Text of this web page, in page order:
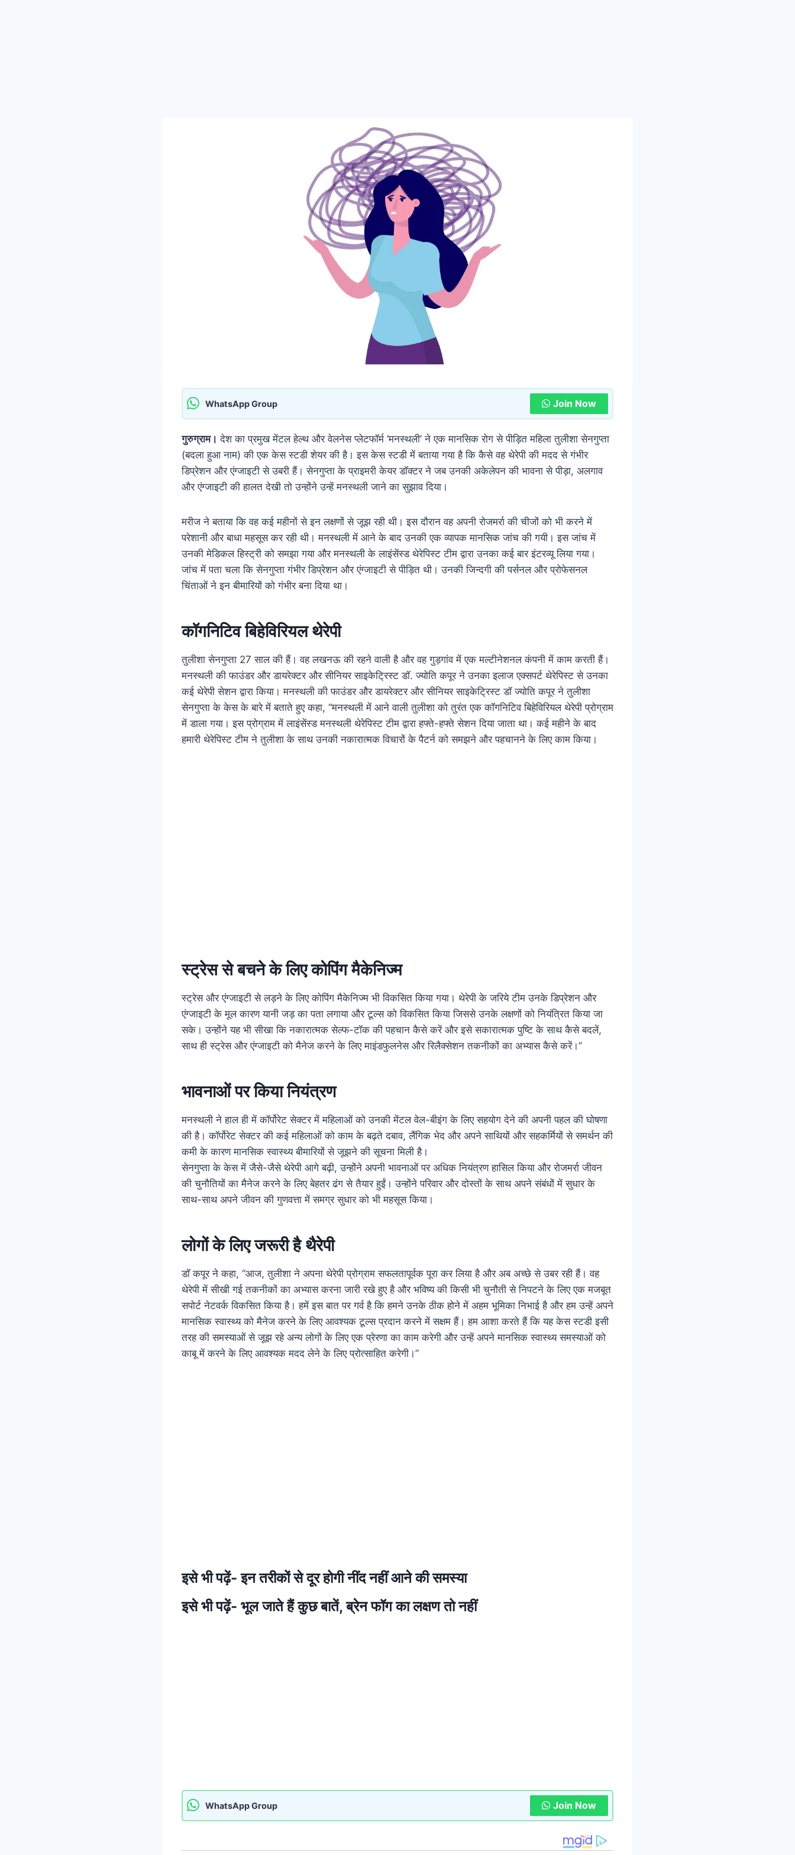
WhatsApp Group Join Now
गुरुग्राम। देश का प्रमुख मेंटल हेल्थ और वेलनेस प्लेटफॉर्म ‘मनस्थली’ ने एक मानसिक रोग से पीड़ित महिला तुलीशा सेनगुप्ता
(बदला हुआ नाम) की एक केस स्टडी शेयर की है। इस केस स्टडी में बताया गया है कि कैसे वह थेरेपी की मदद से गंभीर
डिप्रेशन और एंग्जाइटी से उबरी हैं। सेनगुप्ता के प्राइमरी केयर डॉक्टर ने जब उनकी अकेलेपन की भावना से पीड़ा, अलगाव
और एंग्जाइटी की हालत देखी तो उन्होंने उन्हें मनस्थली जाने का सुझाव दिया।
मरीज ने बताया कि वह कई महीनों से इन लक्षणों से जूझ रही थी। इस दौरान वह अपनी रोजमर्रा की चीजों को भी करने में
परेशानी और बाधा महसूस कर रही थी। मनस्थली में आने के बाद उनकी एक व्यापक मानसिक जांच की गयी। इस जांच में
उनकी मेडिकल हिस्ट्री को समझा गया और मनस्थली के लाइंसेंस्ड थेरेपिस्ट टीम द्वारा उनका कई बार इंटरव्यू लिया गया।
जांच में पता चला कि सेनगुप्ता गंभीर डिप्रेशन और एंग्जाइटी से पीड़ित थी। उनकी जिन्दगी की पर्सनल और प्रोफेसनल
चिंताओं ने इन बीमारियों को गंभीर बना दिया था।
कॉगनिटिव बिहेविरियल थेरेपी
तुलीशा सेनगुप्ता 27 साल की हैं। वह लखनऊ की रहने वाली है और वह गुड़गांव में एक मल्टीनेशनल कंपनी में काम करती हैं।
मनस्थली की फाउंडर और डायरेक्टर और सीनियर साइकेट्रिस्ट डॉ. ज्योति कपूर ने उनका इलाज एक्सपर्ट थेरेपिस्ट से उनका
कई थेरेपी सेशन द्वारा किया। मनस्थली की फाउंडर और डायरेक्टर और सीनियर साइकेट्रिस्ट डॉ ज्योति कपूर ने तुलीशा
सेनगुप्ता के केस के बारे में बताते हुए कहा, “मनस्थली में आने वाली तुलीशा को तुरंत एक कॉगनिटिव बिहेविरियल थेरेपी प्रोग्राम
में डाला गया। इस प्रोग्राम में लाइंसेंस्ड मनस्थली थेरेपिस्ट टीम द्वारा हफ्ते-हफ्ते सेशन दिया जाता था। कई महीने के बाद
हमारी थेरेपिस्ट टीम ने तुलीशा के साथ उनकी नकारात्मक विचारों के पैटर्न को समझने और पहचानने के लिए काम किया।
स्ट्रेस से बचने के लिए कोपिंग मैकेनिज्म
स्ट्रेस और एंग्जाइटी से लड़ने के लिए कोपिंग मैकेनिज्म भी विकसित किया गया। थेरेपी के जरिये टीम उनके डिप्रेशन और
एंग्जाइटी के मूल कारण यानी जड़ का पता लगाया और टूल्स को विकसित किया जिससे उनके लक्षणों को नियंत्रित किया जा
सके। उन्होंने यह भी सीखा कि नकारात्मक सेल्फ-टॉक की पहचान कैसे करें और इसे सकारात्मक पुष्टि के साथ कैसे बदलें,
साथ ही स्ट्रेस और एंग्जाइटी को मैनेज करने के लिए माइंडफुलनेस और रिलैक्सेशन तकनीकों का अभ्यास कैसे करें।”
भावनाओं पर किया नियंत्रण
मनस्थली ने हाल ही में कॉर्पोरेट सेक्टर में महिलाओं को उनकी मेंटल वेल-बीइंग के लिए सहयोग देने की अपनी पहल की घोषणा
की है। कॉर्पोरेट सेक्टर की कई महिलाओं को काम के बढ़ते दबाव, लैंगिक भेद और अपने साथियों और सहकर्मियों से समर्थन की
कमी के कारण मानसिक स्वास्थ्य बीमारियों से जूझने की सूचना मिली है।
सेनगुप्ता के केस में जैसे-जैसे थेरेपी आगे बढ़ी, उन्होंने अपनी भावनाओं पर अधिक नियंत्रण हासिल किया और रोजमर्रा जीवन
की चुनौतियों का मैनेज करने के लिए बेहतर ढंग से तैयार हुईं। उन्होंने परिवार और दोस्तों के साथ अपने संबंधों में सुधार के
साथ-साथ अपने जीवन की गुणवत्ता में समग्र सुधार को भी महसूस किया।
लोगों के लिए जरूरी है थैरेपी
डॉ कपूर ने कहा, “आज, तुलीशा ने अपना थेरेपी प्रोग्राम सफलतापूर्वक पूरा कर लिया है और अब अच्छे से उबर रही हैं। वह
थेरेपी में सीखी गई तकनीकों का अभ्यास करना जारी रखे हुए है और भविष्य की किसी भी चुनौती से निपटने के लिए एक मजबूत
सपोर्ट नेटवर्क विकसित किया है। हमें इस बात पर गर्व है कि हमने उनके ठीक होने में अहम भूमिका निभाई है और हम उन्हें अपने
मानसिक स्वास्थ्य को मैनेज करने के लिए आवश्यक टूल्स प्रदान करने में सक्षम हैं। हम आशा करते हैं कि यह केस स्टडी इसी
तरह की समस्याओं से जूझ रहे अन्य लोगों के लिए एक प्रेरणा का काम करेगी और उन्हें अपने मानसिक स्वास्थ्य समस्याओं को
काबू में करने के लिए आवश्यक मदद लेने के लिए प्रोत्साहित करेगी।”
इसे भी पढ़ें-इन तरीकों से दूर होगी नींद नहीं आने की समस्या
इसे भी पढ़ें- भूल जाते हैं कुछ बातें, ब्रेन फॉग का लक्षण तो नहीं
WhatsApp Group Join Now